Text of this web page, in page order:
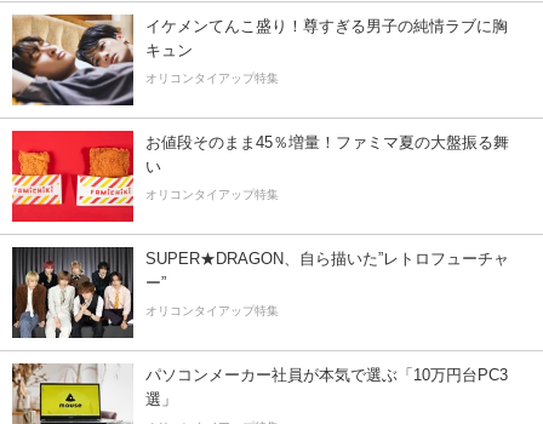
イケメンてんこ盛り！尊すぎる男子の純情ラブに胸
キュン
オリコンタイアップ特集
お値段そのまま45％増量！ファミマ夏の大盤振る舞
い
オリコンタイアップ特集
SUPER★DRAGON、自ら描いた”レトロフューチャ
ー”
オリコンタイアップ特集
パソコンメーカー社員が本気で選ぶ「10万円台PC3
選」